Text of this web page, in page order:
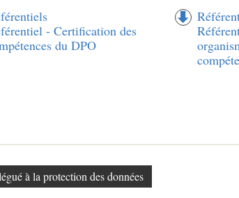
- Certification des
du DPO
à la protection des données